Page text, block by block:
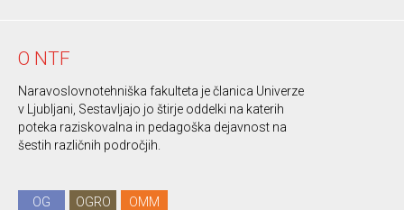
O NTF
Naravoslovnotehniška fakulteta je članica Univerze
v Ljubljani, Sestavljajo jo štirje oddelki na katerih
poteka raziskovalna in pedagoška dejavnost na
šestih različnih področjih.
OG OGRO
OMM